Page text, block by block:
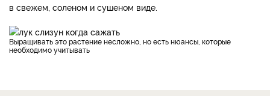
в свежем, соленом и сушеном виде.
Выращивать это растение несложно, но есть нюансы, которые
необходимо учитывать